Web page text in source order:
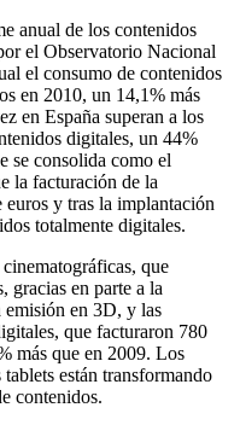
anual de los contenidos
el Observatorio Nacional
el consumo de contenidos
en 2010, un 14,1% más
en España superan a los
digitales, un 44%
se consolida como el
la facturación de la
y tras la implantación
totalmente digitales.
que
gracias en parte a la
emisión en 3D, y las
que facturaron 780
más que en 2009. Los
están transformando
contenidos.